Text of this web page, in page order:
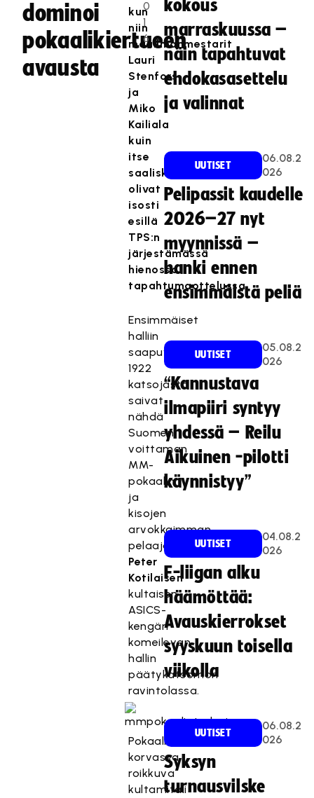
dominoi
pokaalikiertueen
avausta
0
1
6
kun
niin
maailmanmestarit
Lauri
Stenfors
ja
Miko
Kailiala
kuin
itse
saaliskin
olivat
isosti
esillä
TPS:n
järjestämässä
hienossa
tapahtumaottelussa.
Ensimmäiset
halliin
saapuvista
1922
katsojasta
saivat
nähdä
Suomen
voittaman
MM-
pokaalin
ja
kisojen
arvokkaimman
pelaajan
Peter
Kotilaisen
kultaisen
ASICS-
kengän
komeilevan
hallin
päätykatsomon
ravintolassa.
Pokaalin
korvassa
roikkuva
kultamitali
kokous
marraskuussa –
näin tapahtuvat
ehdokasasettelu
ja valinnat
UUTISET
06.08.2
026
Pelipassit kaudelle
2026–27 nyt
myynnissä –
hanki ennen
ensimmäistä peliä
UUTISET
05.08.2
026
“Kannustava
ilmapiiri syntyy
yhdessä – Reilu
Aikuinen -pilotti
käynnistyy”
UUTISET
04.08.2
026
F-liigan alku
häämöttää:
Avauskierrokset
syyskuun toisella
viikolla
UUTISET
06.08.2
026
Syksyn
turnausvilske